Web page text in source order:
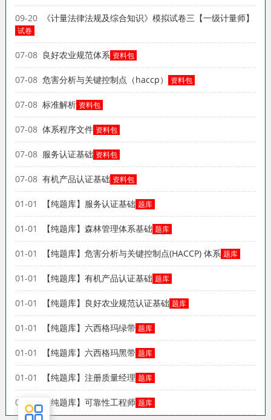
09-20 《计量法律法规及综合知识》模拟试卷三【一级计量师】
试卷
07-08 良好农业规范体系 资料包
07-08 危害分析与关键控制点（haccp） 资料包
07-08 标准解析 资料包
07-08 体系程序文件 资料包
07-08 服务认证基础 资料包
07-08 有机产品认证基础 资料包
01-01 【纯题库】服务认证基础 题库
01-01 【纯题库】森林管理体系基础 题库
01-01 【纯题库】危害分析与关键控制点(HACCP) 体系 题库
01-01 【纯题库】有机产品认证基础 题库
01-01 【纯题库】良好农业规范认证基础 题库
01-01 【纯题库】六西格玛绿带 题库
01-01 【纯题库】六西格玛黑带 题库
01-01 【纯题库】注册质量经理 题库
01-01 【纯题库】可靠性工程师 题库